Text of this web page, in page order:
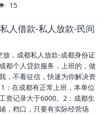
15
人借款-私人放款-民间
，成都私人放款-成都身份证
都个人贷款服务，上班的，做
，不看征信，快速为你解决资
：在成都有正常上班，本单位
资记录大于6000。2：成都生
，档口，只要有实际经营场